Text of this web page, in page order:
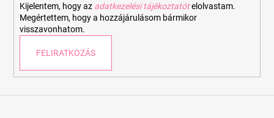
Kijelentem, hogy az adatkezelési tájékoztatót elolvastam.
Megértettem, hogy a hozzájárulásom bármikor
visszavonhatom.
FELIRATKOZÁS